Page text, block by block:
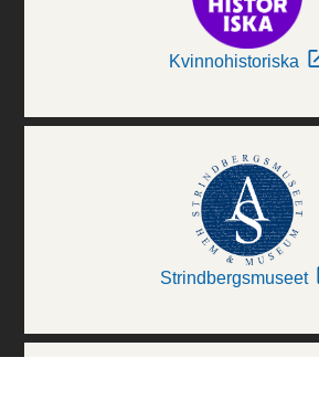
Kvinnohistoriska
Strindbergsmuseet